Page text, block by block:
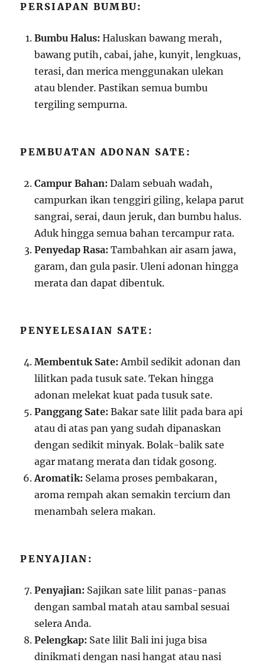
PERSIAPAN BUMBU:
Bumbu Halus: Haluskan bawang merah,
bawang putih, cabai, jahe, kunyit, lengkuas,
terasi, dan merica menggunakan ulekan
atau blender. Pastikan semua bumbu
tergiling sempurna.
PEMBUATAN ADONAN SATE:
Campur Bahan: Dalam sebuah wadah,
campurkan ikan tenggiri giling, kelapa parut
sangrai, serai, daun jeruk, dan bumbu halus.
Aduk hingga semua bahan tercampur rata.
Penyedap Rasa: Tambahkan air asam jawa,
garam, dan gula pasir. Uleni adonan hingga
merata dan dapat dibentuk.
PENYELESAIAN SATE:
Membentuk Sate: Ambil sedikit adonan dan
lilitkan pada tusuk sate. Tekan hingga
adonan melekat kuat pada tusuk sate.
Panggang Sate: Bakar sate lilit pada bara api
atau di atas pan yang sudah dipanaskan
dengan sedikit minyak. Bolak-balik sate
agar matang merata dan tidak gosong.
Aromatik: Selama proses pembakaran,
aroma rempah akan semakin tercium dan
menambah selera makan.
PENYAJIAN:
Penyajian: Sajikan sate lilit panas-panas
dengan sambal matah atau sambal sesuai
selera Anda.
Pelengkap: Sate lilit Bali ini juga bisa
dinikmati dengan nasi hangat atau nasi